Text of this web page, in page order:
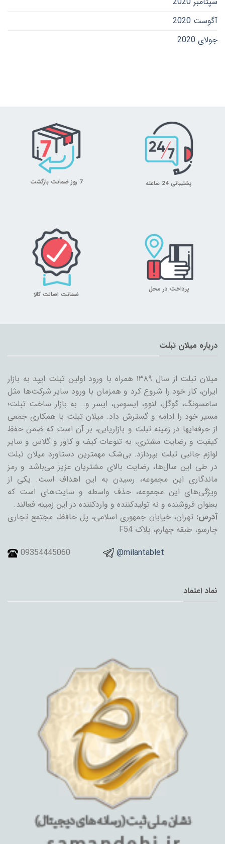
آگوست 2020
جولای 2020
پشتیبانی 24 ساعته 7 روز ضمانت بازگشت
پرداخت در محل
ضمانت اصالت کالا
درباره میلان تبلت
میلان تبلت از سال ۱۳۸۹ همراه با ورود اولین تبلت ایپد به بازار
ایران، کار خود را شروع کرد و همزمان با ورود سایر شرکت‌ها مثل
سامسونگ، گوگل، لنوو، ایسوس، ایسر و… به بازار ساخت تبلت؛
مسیر خود را ادامه و گسترش داد. میلان تبلت با همکاری جمعی
از حرفه‌ایها در زمینه تبلت و بازاریابی، بر آن است که ضمن حفظ
کیفیت و رضایت مشتری، به تنوعات کیف و کاور و گلاس و سایر
لوازم جانبی تبلت بپردازد. بی‌شک مهمترین دستاورد میلان تبلت
در طی این سال‌ها، رضایت بالای مشتریان عزیز می‌باشد و رمز
ماندگاری این مجموعه، رسیدن به این اهداف است. یکی از
ویژگی‌های این مجموعه، حذف واسطه و سایت‌های است که
بعنوان فروشنده و نه تولیدکننده و واردکننده در این زمینه فعالند.
آدرس: تهران، خیابان جمهوری اسلامی، پل حافظ، مجتمع تجاری
چارسو، طبقه چهارم، پلاک F54
09354445060
@milantablet
نماد اعتماد